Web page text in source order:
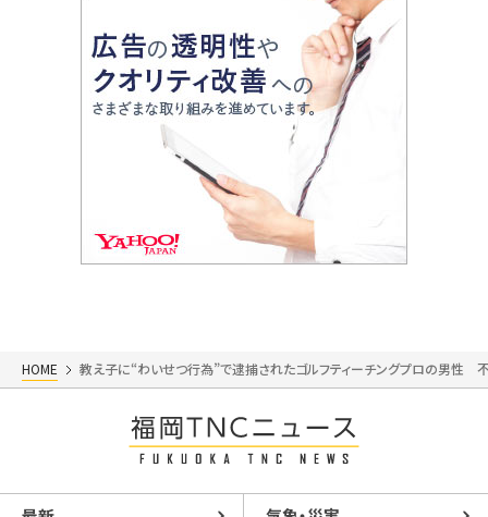
HOME 教え子に“わいせつ行為”で逮捕されたゴルフティーチングプロの男